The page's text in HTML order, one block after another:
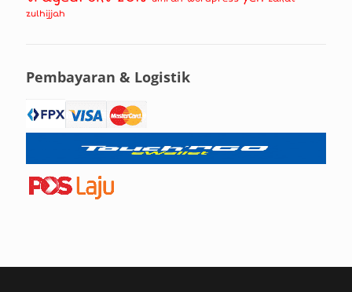
zulhijjah
Pembayaran & Logistik